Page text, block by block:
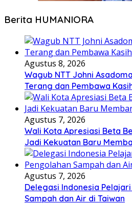
Berita HUMANIORA
Agustus 8, 2026
Wagub NTT Johni
Terang dan Pembawa
Agustus 7, 2026
Wali Kota Apresiasi Beta
Jadi Kekuatan Baru
Agustus 7, 2026
Delegasi Indonesia
Sampah dan Air di Taiwan